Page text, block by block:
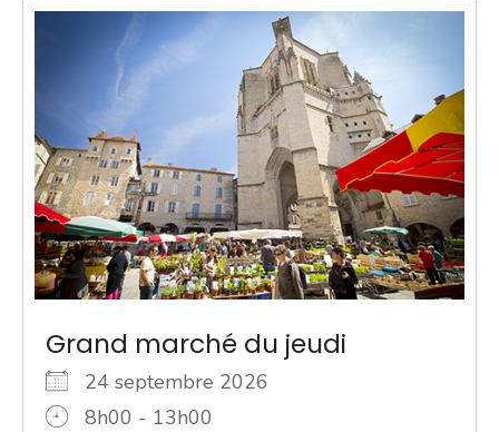
Grand marché du jeudi
24 septembre 2026
8h00 - 13h00